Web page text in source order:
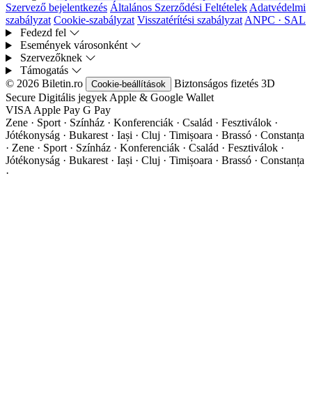
Szervező bejelentkezés Általános Szerződési FeltételekAdatvédelmi
szabályzat Cookie-szabályzat Visszatérítési szabályzatANPC · SAL
Fedezd fel
Események városonként
Szervezőknek
Támogatás
© 2026 Biletin.ro
Cookie-beállítások Biztonságos fizetés 3D
Secure Digitális jegyekApple & Google Wallet
VISAApple Pay G Pay
Zene · Sport · Színház · Konferenciák · Család · Fesztiválok ·
Jótékonyság · Bukarest · Iași · Cluj · Timișoara · Brassó · Constanța
· Zene · Sport · Színház · Konferenciák · Család · Fesztiválok ·
Jótékonyság · Bukarest · Iași · Cluj · Timișoara · Brassó · Constanța
·